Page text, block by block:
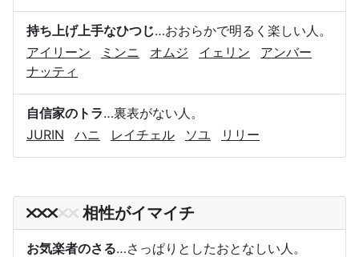
持ち上げ上手なひつじ…おおらかで明るく楽しい人。
アイリーン
ミンニ オムジ イェリン
アンバー
ナッティ
自信家のトラ…裏表がない人。
JURIN
ハニ レイチェル ソユ リリー
相性がイマイチ
お気楽者のさる…さっぱりとしたおとなしい人。